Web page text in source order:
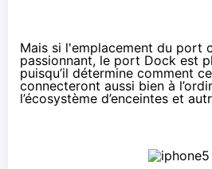
Mais si l'emplacement du port
passionnant, le port Dock est
puisqu’il détermine comment
connecteront aussi bien à
l’écosystème d’enceintes et